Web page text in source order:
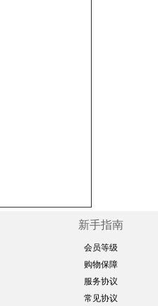
新手指南
会员等级
购物保障
服务协议
常见协议